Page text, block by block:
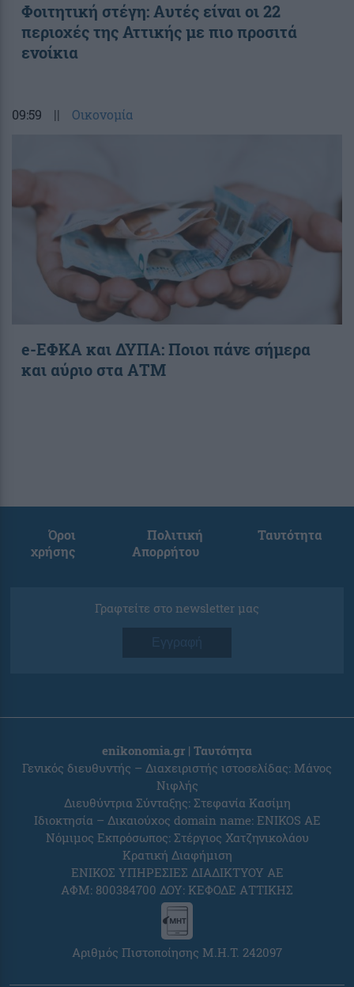
Φοιτητική στέγη: Aυτές είναι οι 22
περιοχές της Αττικής με πιο προσιτά
ενοίκια
09:59 || Οικονομία
e-ΕΦΚΑ και ΔΥΠΑ: Ποιοι πάνε σήμερα
και αύριο στα ΑΤΜ
Όροι
χρήσης
Πολιτική
Απορρήτου
Ταυτότητα
Γραφτείτε στο newsletter μας
Εγγραφή
enikonomia.gr | Ταυτότητα
Γενικός διευθυντής – Διαχειριστής ιστοσελίδας: Μάνος
Νιφλής
Διευθύντρια Σύνταξης: Στεφανία Κασίμη
Ιδιοκτησία – Δικαιούχος domain name: ENIKOS AE
Νόμιμος Εκπρόσωπος: Στέργιος Χατζηνικολάου
Κρατική Διαφήμιση
ΕΝΙΚΟΣ ΥΠΗΡΕΣΙΕΣ ΔΙΑΔΙΚΤΥΟΥ ΑΕ
ΑΦΜ: 800384700 ΔΟΥ: ΚΕΦΟΔΕ ΑΤΤΙΚΗΣ
Αριθμός Πιστοποίησης Μ.Η.Τ. 242097